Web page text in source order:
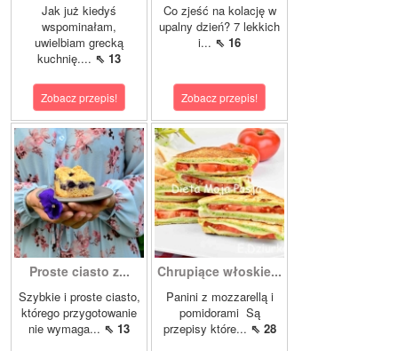
Jak już kiedyś
wspominałam,
uwielbiam grecką
kuchnię.... ⇖ 13
Zobacz przepis!
Co zjeść na kolację w
upalny dzień? 7 lekkich
i... ⇖ 16
Zobacz przepis!
Proste ciasto z...
Szybkie i proste ciasto,
którego przygotowanie
nie wymaga... ⇖ 13
Chrupiące włoskie...
Panini z mozzarellą i
pomidorami Są
przepisy które... ⇖ 28